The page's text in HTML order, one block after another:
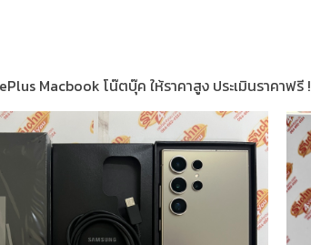
Macbook โน๊ตบุ๊ค ให้ราคาสูง ประเมินราคาฟรี !